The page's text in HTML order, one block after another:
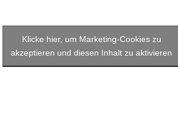
Klicke hier, um Marketing-Cookies zu
akzeptieren und diesen Inhalt zu aktivieren